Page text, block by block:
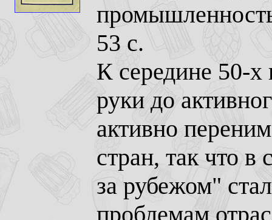
53 с.
К середине 50-
руки до
активно
стран, так что
за рубежом"
проблемам